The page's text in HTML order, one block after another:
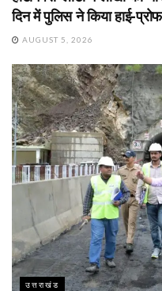
दिन में पुलिस ने किया हाई-
AUGUST 5, 2026
उत्तराखंड